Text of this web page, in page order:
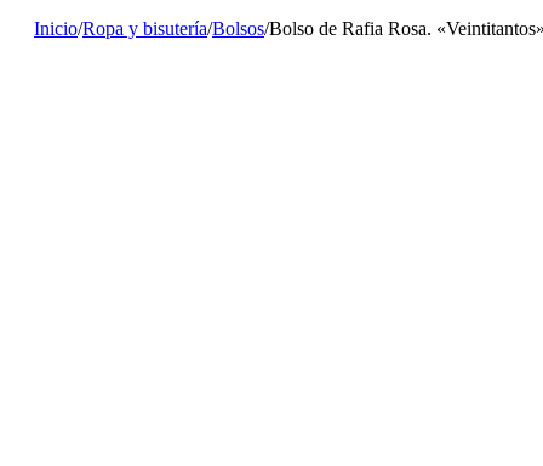
Inicio/Ropa y bisutería/Bolsos/Bolso de Rafia Rosa.